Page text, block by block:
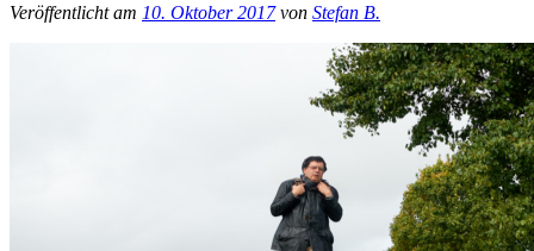
Veröffentlicht am 10. Oktober 2017 von Stefan B.